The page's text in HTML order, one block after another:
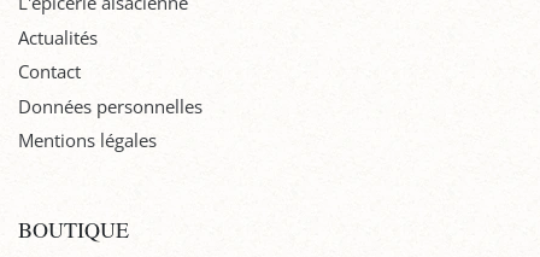
Actualités
Contact
Données personnelles
Mentions légales
BOUTIQUE